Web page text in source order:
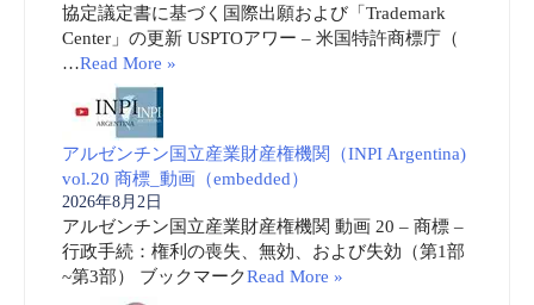
協定議定書に基づく国際出願および「Trademark
Center」の更新 USPTOアワー – 米国特許商標庁（
…Read More »
アルゼンチン国立産業財産権機関（INPI Argentina)
vol.20 商標_動画（embedded）
2026年8月2日
アルゼンチン国立産業財産権機関 動画 20 – 商標 –
行政手続：権利の喪失、無効、および失効（第1部
~第3部） ブックマークRead More »